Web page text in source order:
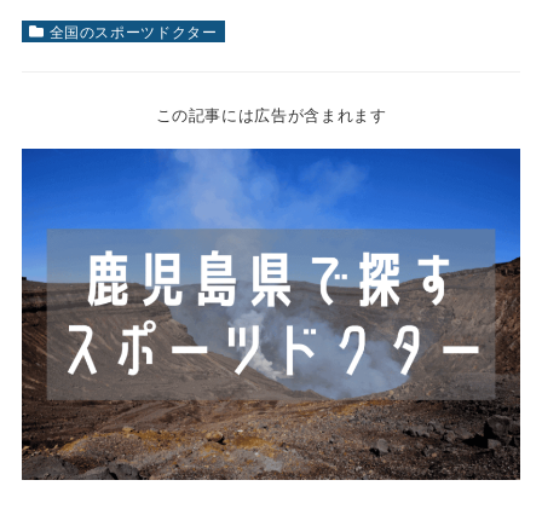
全国のスポーツドクター
この記事には広告が含まれます